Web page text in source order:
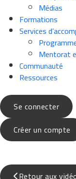
Médias
Formations
Services
Mentorat
Communauté
Ressources
Se connecter
Créer un compte
Retour aux